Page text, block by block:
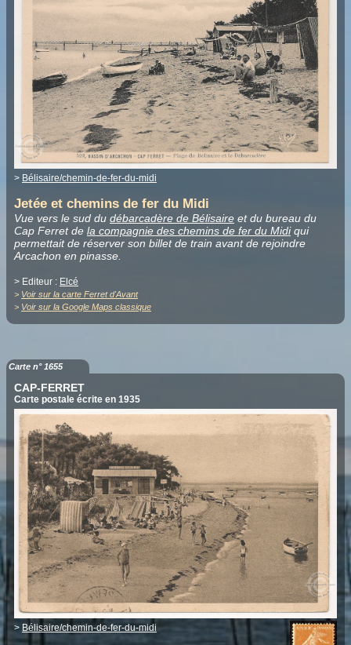
> Bélisaire/chemin-de-fer-du-midi
Jetée et chemins de fer du Midi
Vue vers le sud du débarcadère de Bélisaire et du bureau du
Cap Ferret de la compagnie des chemins de fer du Midiqui
permettait de réserver son billet de train avant de rejoindre
Arcachon en pinasse.
> Editeur : Elcé
> Voir sur la carte Ferret d'Avant
> Voir sur la Google Maps classique
Carte n° 1655
CAP-FERRET
Carte postale écrite en 1935
> Bélisaire/chemin-de-fer-du-midi